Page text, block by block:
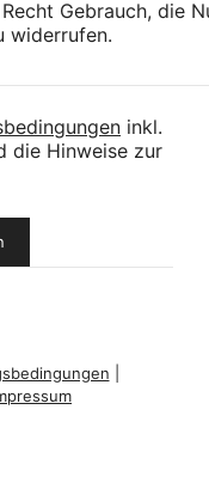
Gebrauch, die
widerrufen.
inkl.
die Hinweise zur